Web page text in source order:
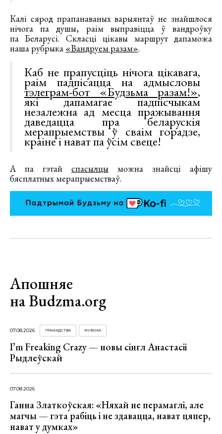
Калі сярод прапанаваных варыянтаў не знайшлося
нічога па душы, раім выправіцца ў вандроўку
па Беларусі. Скласці цікавы маршрут дапаможа
наша рубрыка «Вандруем разам».
Каб не прапусціць нічога цікавага,
раім падпісацца на адмысловы
тэлеграм-бот «Будзьма разам!»,
які дапамагае падпісчыкам
незалежна ад месца пражывання
даведацца пра беларускія
мерапрыемствы ў сваім горадзе,
краіне і нават па ўсім свеце!
А па гэтай спасылцы можна знайсці афішу
бясплатных мерапрыемстваў.
Апошняе
на Budzma.org
07.08.2026 ГРАМАДСТВА МУЗЫКА
I’m Freaking Crazy — новы сінгл Анастасіі
Рыдлеўскай
07.08.2026
Ганна Златкоўская: «Няхай не перамаглі, але
магчы — гэта рабіць і не здавацца, нават цяпер,
нават у думках»